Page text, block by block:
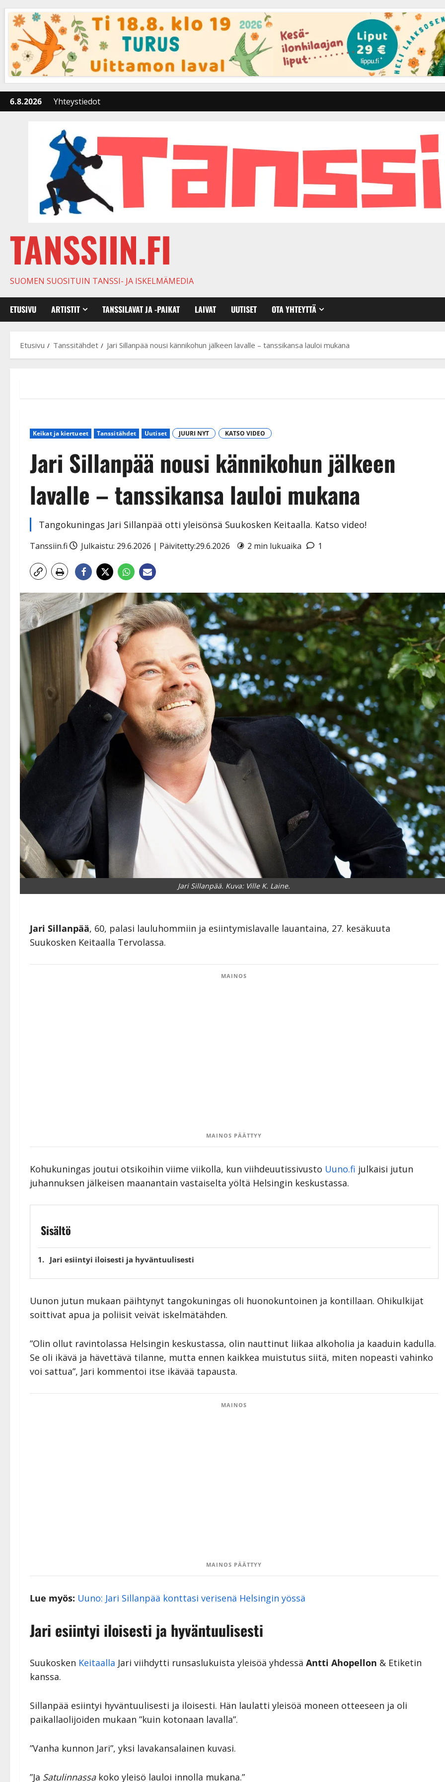
content
6.8.2026 Yhteystiedot
TANSSIIN.FI
SUOMEN SUOSITUIN TANSSI- JA ISKELMÄMEDIA
ETUSIVU ARTISTIT TANSSILAVAT JA -PAIKAT LAIVAT UUTISET OTA YHTEYTTÄ
Etusivu Tanssitähdet Jari Sillanpää nousi kännikohun jälkeen lavalle – tanssikansa lauloi mukana
Keikat ja kiertueet Tanssitähdet Uutiset JUURI NYT KATSO VIDEO
Jari Sillanpää nousi kännikohun jälkeen
lavalle – tanssikansa lauloi mukana
Tangokuningas Jari Sillanpää otti yleisönsä Suukosken Keitaalla. Katso video!
Tanssiin.fi Julkaistu: 29.6.2026 | Päivitetty:29.6.2026 2 min lukuaika 1
Jari Sillanpää. Kuva: Ville K. Laine.
Jari Sillanpää, 60, palasi lauluhommiin ja esiintymislavalle lauantaina, 27. kesäkuuta
Suukosken Keitaalla Tervolassa.
MAINOS
MAINOS PÄÄTTYY
Kohukuningas joutui otsikoihin viime viikolla, kun viihdeuutissivusto Uuno.fi julkaisi jutun
juhannuksen jälkeisen maanantain vastaiselta yöltä Helsingin keskustassa.
Sisältö
Jari esiintyi iloisesti ja hyväntuulisesti
Uunon jutun mukaan päihtynyt tangokuningas oli huonokuntoinen ja kontillaan. Ohikulkijat
soittivat apua ja poliisit veivät iskelmätähden.
”Olin ollut ravintolassa Helsingin keskustassa, olin nauttinut liikaa alkoholia ja kaaduin kadulla.
Se oli ikävä ja hävettävä tilanne, mutta ennen kaikkea muistutus siitä, miten nopeasti vahinko
voi sattua”, Jari kommentoi itse ikävää tapausta.
MAINOS
MAINOS PÄÄTTYY
Lue myös: Uuno: Jari Sillanpää konttasi verisenä Helsingin yössä
Jari esiintyi iloisesti ja hyväntuulisesti
Suukosken Keitaalla Jari viihdytti runsaslukuista yleisöä yhdessä Antti Ahopellon & Etiketin
kanssa.
Sillanpää esiintyi hyväntuulisesti ja iloisesti. Hän laulatti yleisöä moneen otteeseen ja oli
paikallaolijoiden mukaan ”kuin kotonaan lavalla”.
”Vanha kunnon Jari”, yksi lavakansalainen kuvasi.
”Ja Satulinnassakoko yleisö lauloi innolla mukana.”